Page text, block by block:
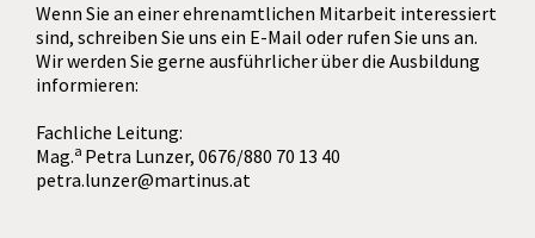
Wenn Sie an einer ehrenamtlichen Mitarbeit interessiert
sind, schreiben Sie uns ein E-Mail oder rufen Sie uns an.
Wir werden Sie gerne ausführlicher über die Ausbildung
informieren:
Fachliche Leitung:
Mag.a Petra Lunzer, 0676/880 70 13 40
petra.lunzer@martinus.at